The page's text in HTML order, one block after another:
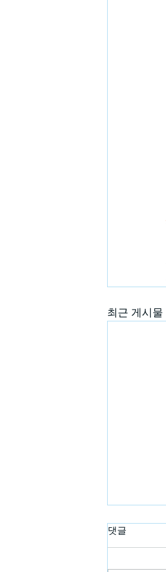
최근 게시물
댓글